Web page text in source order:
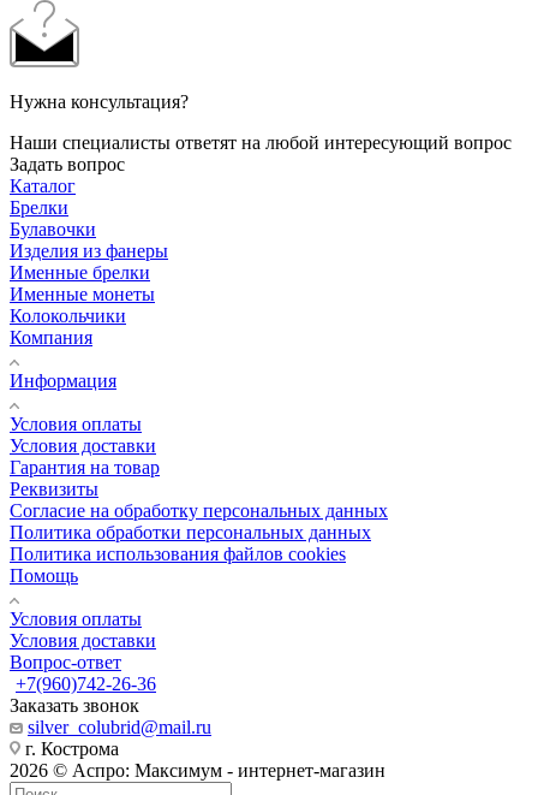
Нужна консультация?
Наши специалисты ответят на любой интересующий вопрос
Задать вопрос
Каталог
Брелки
Булавочки
Изделия из фанеры
Именные брелки
Именные монеты
Колокольчики
Компания
Информация
Условия оплаты
Условия доставки
Гарантия на товар
Реквизиты
Согласие на обработку персональных данных
Политика обработки персональных данных
Политика использования файлов cookies
Помощь
Условия оплаты
Условия доставки
Вопрос-ответ
+7(960)742-26-36
Заказать звонок
silver_colubrid@mail.ru
г. Кострома
2026 © Аспро: Максимум - интернет-магазин